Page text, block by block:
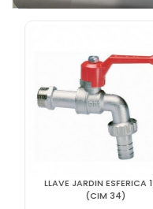
LLAVE JARDIN ESFERICA 1/2"
(CIM 34)